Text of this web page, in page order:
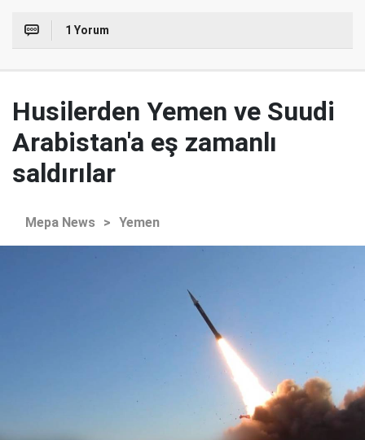
1 Yorum
Husilerden Yemen ve Suudi
Arabistan'a eş zamanlı
saldırılar
Mepa News > Yemen